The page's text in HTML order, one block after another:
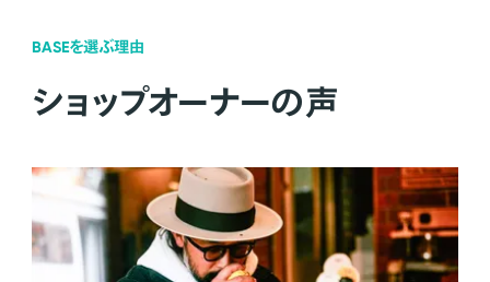
BASEを選ぶ理由
ショップオーナーの声